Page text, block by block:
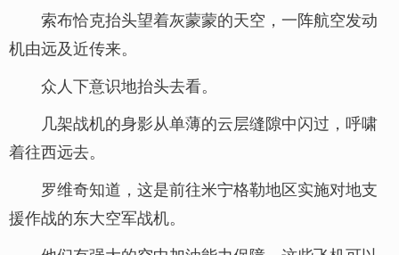
索布恰克抬头望着灰蒙蒙的天空，一阵航空发动
机由远及近传来。
众人下意识地抬头去看。
几架战机的身影从单薄的云层缝隙中闪过，呼啸
着往西远去。
罗维奇知道，这是前往米宁格勒地区实施对地支
援作战的东大空军战机。